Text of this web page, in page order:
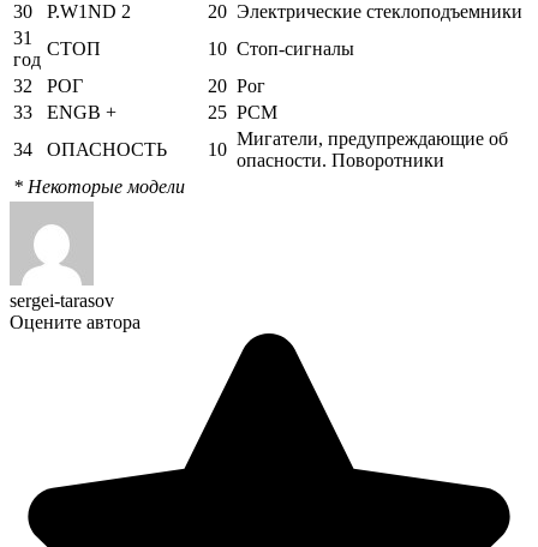
30
P.W1ND 2 20 Электрические стеклоподъемники
31
год
СТОП 10 Стоп-сигналы
32
РОГ 20 Рог
33
ENGB + 25 PCM
34
ОПАСНОСТЬ 10
Мигатели, предупреждающие об
опасности. Поворотники
* Некоторые модели
sergei-tarasov
Оцените автора